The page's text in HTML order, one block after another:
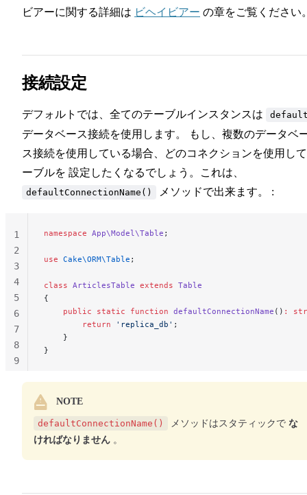
ビアーに関する詳細は ビヘイビアー の章をご覧ください
接続設定
デフォルトでは、全てのテーブルインスタンスは
データベース接続を使用します。 もし、複数のデータベ
ス接続を使用している場合、どのコネクションを使用し
ーブルを 設定したくなるでしょう。これは、
defaultConnectionName() メソッドで出来ます。 :
namespace App\Model\Table ;
use Cake\ORM\Table ;
class ArticlesTable extends Table
{
    public
static function defaultConnectionName () :
        return
'replica_db' ;
    }
}
1
2
3
4
5
6
7
8
9
NOTE
defaultConnectionName() メソッドはスタティックで な
ければなりません 。